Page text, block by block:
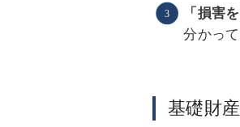
「損害
分かっ
基礎財